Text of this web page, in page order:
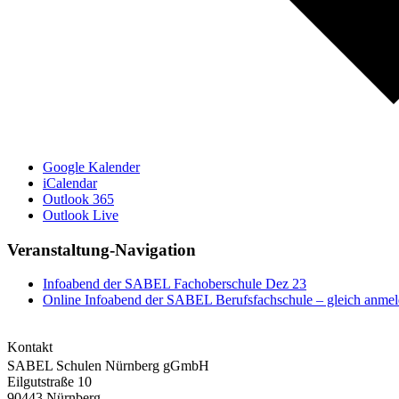
Google Kalender
iCalendar
Outlook 365
Outlook Live
Veranstaltung-Navigation
Infoabend der SABEL Fachoberschule Dez 23
Online Infoabend der SABEL Berufsfachschule – gleich
Kontakt
SABEL Schulen Nürnberg gGmbH
Eilgutstraße 10